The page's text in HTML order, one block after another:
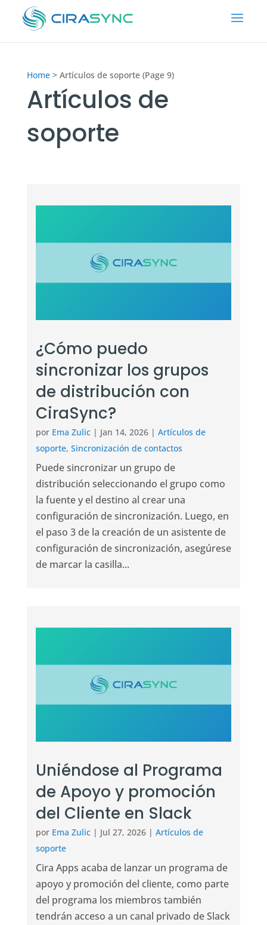
Home >Artículos de soporte (Page 9)
Artículos de
soporte
¿Cómo puedo
sincronizar los grupos
de distribución con
CiraSync?
por Ema Zulic| Jan 14, 2026| Artículos de
soporte, Sincronización de contactos
Puede sincronizar un grupo de
distribución seleccionando el grupo como
la fuente y el destino al crear una
configuración de sincronización. Luego, en
el paso 3 de la creación de un asistente de
configuración de sincronización, asegúrese
de marcar la casilla...
Uniéndose al Programa
de Apoyo y promoción
del Cliente en Slack
por Ema Zulic| Jul 27, 2026| Artículos de
soporte
Cira Apps acaba de lanzar un programa de
apoyo y promoción del cliente, como parte
del programa los miembros también
tendrán acceso a un canal privado de Slack